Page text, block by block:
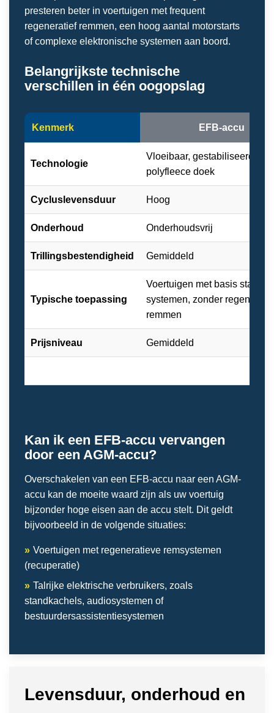
presteren beter in voertuigen met frequent
regeneratief remmen, een hoog aantal motorstarts
of complexe elektronische systemen aan boord.
Belangrijkste technische
verschillen in één oogopslag
Kenmerk EFB-accu
Technologie
Vloeibaar, gestabiliseerd met
polyfleece doek
Cycluslevensduur Hoog
Onderhoud Onderhoudsvrij
Trillingsbestendigheid Gemiddeld
Typische toepassing
Voertuigen met basis start-
systemen, zonder
remmen
Prijsniveau Gemiddeld
Kan ik een EFB-accu vervangen
door een AGM-accu?
Overschakelen van een EFB-accu naar een AGM-
accu kan de moeite waard zijn als uw voertuig
bijzonder hoge eisen aan de accu stelt. Dit geldt
bijvoorbeeld in de volgende situaties:
» Voertuigen met regeneratieve remsystemen
(recuperatie)
» Talrijke elektrische verbruikers, zoals
standkachels, audiosystemen of
bestuurdersassistentiesystemen
Levensduur, onderhoud en